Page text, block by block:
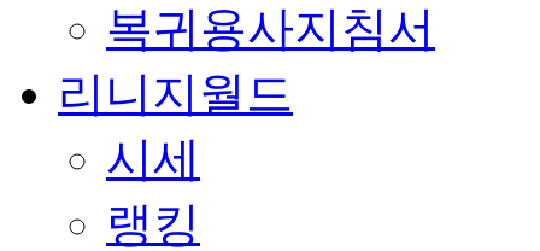
복귀용사지침서
리니지월드
시세
랭킹